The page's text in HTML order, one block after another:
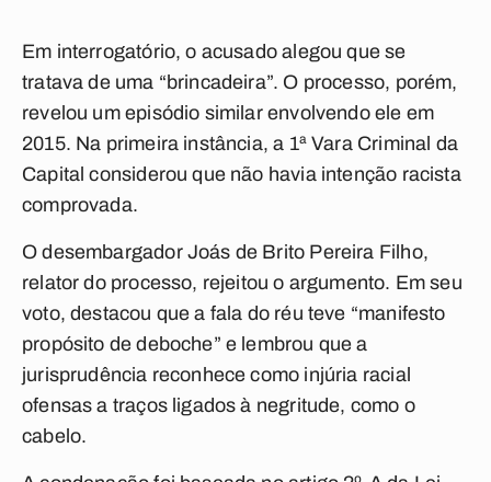
Em interrogatório, o acusado alegou que se
tratava de uma “brincadeira”. O processo, porém,
revelou um episódio similar envolvendo ele em
2015. Na primeira instância, a 1ª Vara Criminal da
Capital considerou que não havia intenção racista
comprovada.
O desembargador Joás de Brito Pereira Filho,
relator do processo, rejeitou o argumento. Em seu
voto, destacou que a fala do réu teve “manifesto
propósito de deboche” e lembrou que a
jurisprudência reconhece como injúria racial
ofensas a traços ligados à negritude, como o
cabelo.